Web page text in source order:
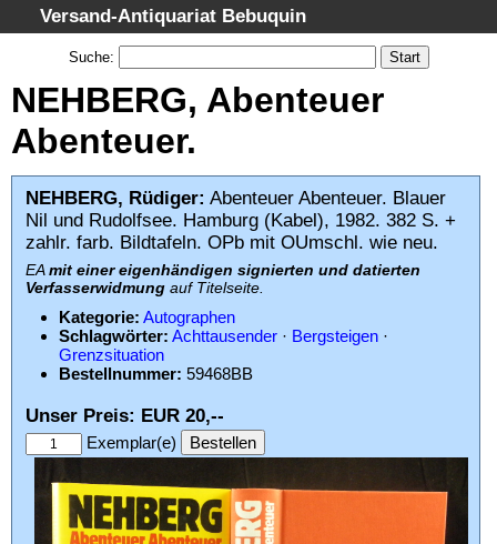
Versand-Antiquariat Bebuquin
Startseite
Suche
Schlagwörter
Gesamtbestand
Warenkorb
Widerruf
Datenschutz
Impressum
Suche:
NEHBERG, Abenteuer
Abenteuer.
NEHBERG, Rüdiger: Abenteuer Abenteuer. Blauer
Nil und Rudolfsee. Hamburg (Kabel), 1982. 382 S. +
zahlr. farb. Bildtafeln. OPb mit OUmschl. wie neu.
EAmit einer eigenhändigen signierten und datierten
Verfasserwidmung auf Titelseite.
Kategorie: Autographen
Schlagwörter: Achttausender · Bergsteigen ·
Grenzsituation
Bestellnummer: 59468BB
Unser Preis: EUR 20,--
Exemplar(e)